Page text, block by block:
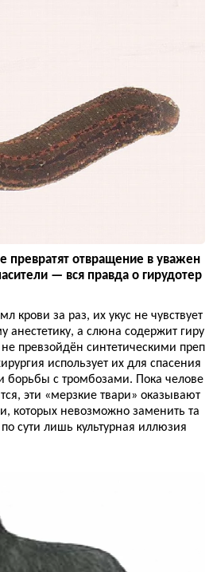
превратят отвращение в уважен
— вся правда о гирудотер
крови за раз, их укус не чувствует
анестетику, а слюна содержит гиру
превзойдён синтетическими преп
использует их для спасения
борьбы с тромбозами. Пока челове
эти «мерзкие твари» оказывают
которых невозможно заменить та
сути лишь культурная иллюзия